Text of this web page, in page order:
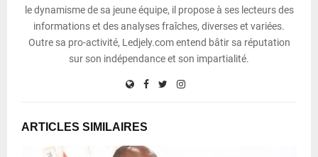
le dynamisme de sa jeune équipe, il propose à ses lecteurs des
informations et des analyses fraîches, diverses et variées.
Outre sa pro-activité, Ledjely.com entend bâtir sa réputation
sur son indépendance et son impartialité.
ARTICLES SIMILAIRES